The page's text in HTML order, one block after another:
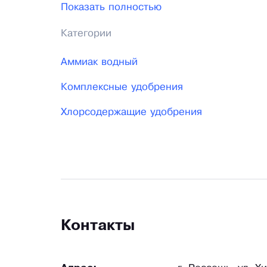
самой высокой награды – Бриллиантовой
Показать полностью
Категории
Аммиак водный
Комплексные удобрения
Хлорсодержащие удобрения
Контакты